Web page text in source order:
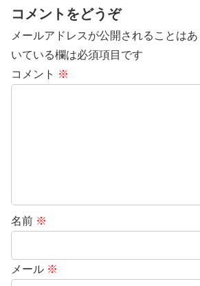
コメントをどうぞ
メールアドレスが公開されることはあ
いている欄は必須項目です
コメント ※
名前 ※
メール ※